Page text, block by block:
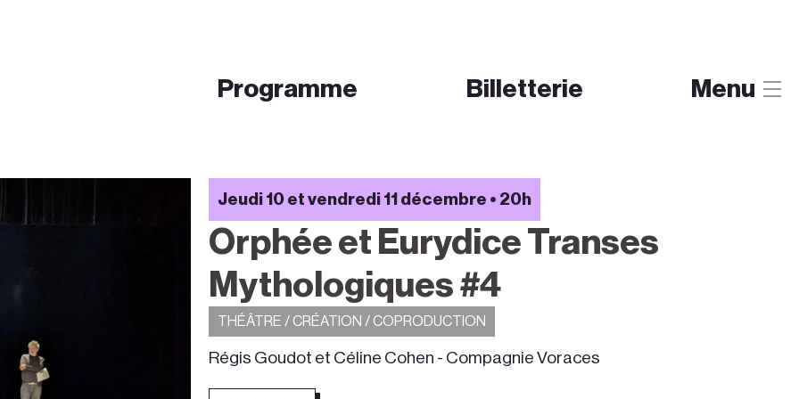
Programme Billetterie Menu
Jeudi 10 et vendredi 11 décembre • 20h
Orphée et Eurydice Transes
Mythologiques #4
THÉÂTRE / CRÉATION / COPRODUCTION
Régis Goudot et Céline Cohen - Compagnie Voraces